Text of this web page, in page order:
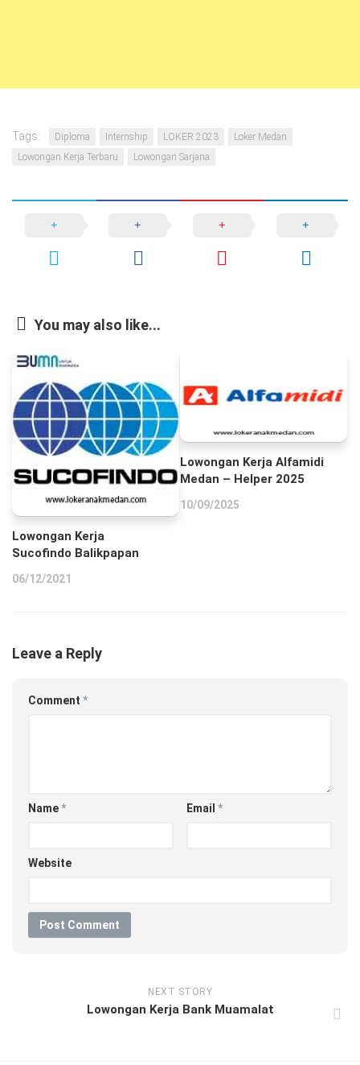
Tags: Diploma Internship LOKER 2023
Loker Medan
Lowongan Kerja Terbaru
Lowongan Sarjana
You may also like...
Lowongan Kerja
Sucofindo Balikpapan
06/12/2021
Lowongan Kerja Alfamidi
Medan – Helper 2025
10/09/2025
Leave a Reply
Comment *
Name* Email *
Website
NEXT STORY
Lowongan Kerja Bank Muamalat